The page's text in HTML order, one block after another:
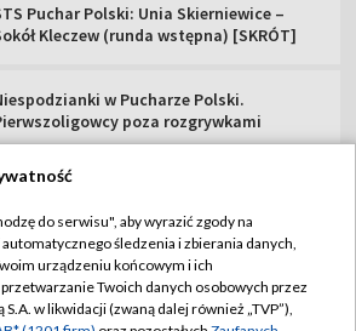
Puchar Polski: Unia Skierniewice –
Kleczew (runda wstępna) [SKRÓT]
w Pucharze Polski.
poza rozgrywkami
TVP
Abonament TVP
Regulamin TVP
do serwisu", aby wyrazić zgody na
śledzenia i zbierania danych,
urządzeniu końcowym i ich
Twoich danych osobowych przez
w likwidacji (zwaną dalej również „TVP”),